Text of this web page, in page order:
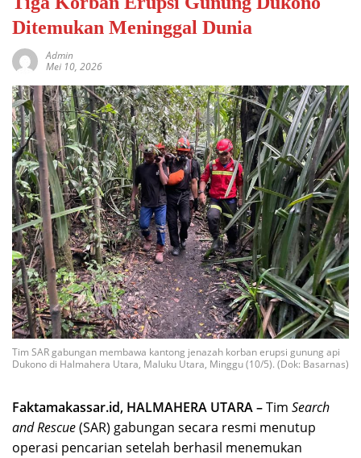
Ditemukan Meninggal Dunia
Admin
Mei 10, 2026
Tim SAR gabungan membawa kantong jenazah korban erupsi gunung api
Dukono di Halmahera Utara, Maluku Utara, Minggu (10/5). (Dok: Basarnas)
Faktamakassar.id, HALMAHERA UTARA –Tim Search
and Rescue(SAR) gabungan secara resmi menutup
operasi pencarian setelah berhasil menemukan